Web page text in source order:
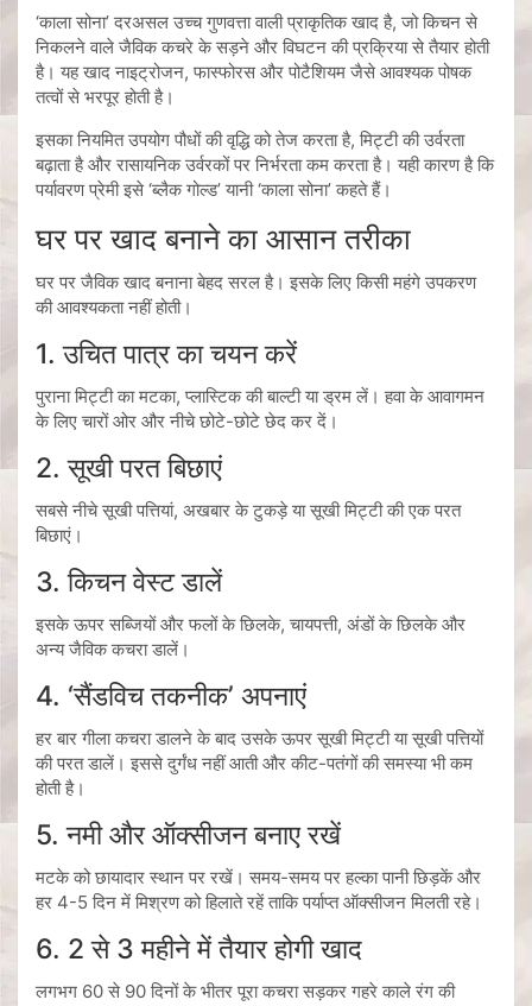
‘काला सोना’ दरअसल उच्च गुणवत्ता वाली प्राकृतिक खाद है, जो किचन से
निकलने वाले जैविक कचरे के सड़ने और विघटन की प्रक्रिया से तैयार होती
है। यह खाद नाइट्रोजन, फास्फोरस और पोटैशियम जैसे आवश्यक पोषक
तत्वों से भरपूर होती है।
इसका नियमित उपयोग पौधों की वृद्धि को तेज करता है, मिट्टी की उर्वरता
बढ़ाता है और रासायनिक उर्वरकों पर निर्भरता कम करता है। यही कारण है कि
पर्यावरण प्रेमी इसे ‘ब्लैक गोल्ड’ यानी ‘काला सोना’ कहते हैं।
घर पर खाद बनाने का आसान तरीका
घर पर जैविक खाद बनाना बेहद सरल है। इसके लिए किसी महंगे उपकरण
की आवश्यकता नहीं होती।
1. उचित पात्र का चयन करें
पुराना मिट्टी का मटका, प्लास्टिक की बाल्टी या ड्रम लें। हवा के आवागमन
के लिए चारों ओर और नीचे छोटे-छोटे छेद कर दें।
2. सूखी परत बिछाएं
सबसे नीचे सूखी पत्तियां, अखबार के टुकड़े या सूखी मिट्टी की एक परत
बिछाएं।
3. किचन वेस्ट डालें
इसके ऊपर सब्जियों और फलों के छिलके, चायपत्ती, अंडों के छिलके और
अन्य जैविक कचरा डालें।
4. ‘सैंडविच तकनीक’ अपनाएं
हर बार गीला कचरा डालने के बाद उसके ऊपर सूखी मिट्टी या सूखी पत्तियों
की परत डालें। इससे दुर्गंध नहीं आती और कीट-पतंगों की समस्या भी कम
होती है।
5. नमी और ऑक्सीजन बनाए रखें
मटके को छायादार स्थान पर रखें। समय-समय पर हल्का पानी छिड़कें और
हर 4-5 दिन में मिश्रण को हिलाते रहें ताकि पर्याप्त ऑक्सीजन मिलती रहे।
6. 2 से 3 महीने में तैयार होगी खाद
लगभग 60 से 90 दिनों के भीतर पूरा कचरा सड़कर गहरे काले रंग की